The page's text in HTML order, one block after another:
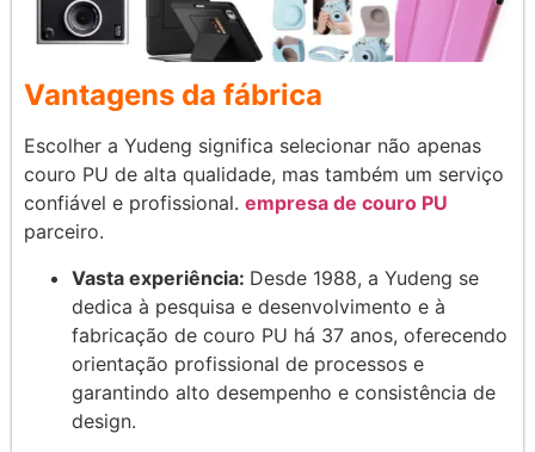
Vantagens da fábrica
Escolher a Yudeng significa selecionar não apenas
couro PU de alta qualidade, mas também um serviço
confiável e profissional. empresa de couro PU
parceiro.
Vasta experiência: Desde 1988, a Yudeng se
dedica à pesquisa e desenvolvimento e à
fabricação de couro PU há 37 anos, oferecendo
orientação profissional de processos e
garantindo alto desempenho e consistência de
design.